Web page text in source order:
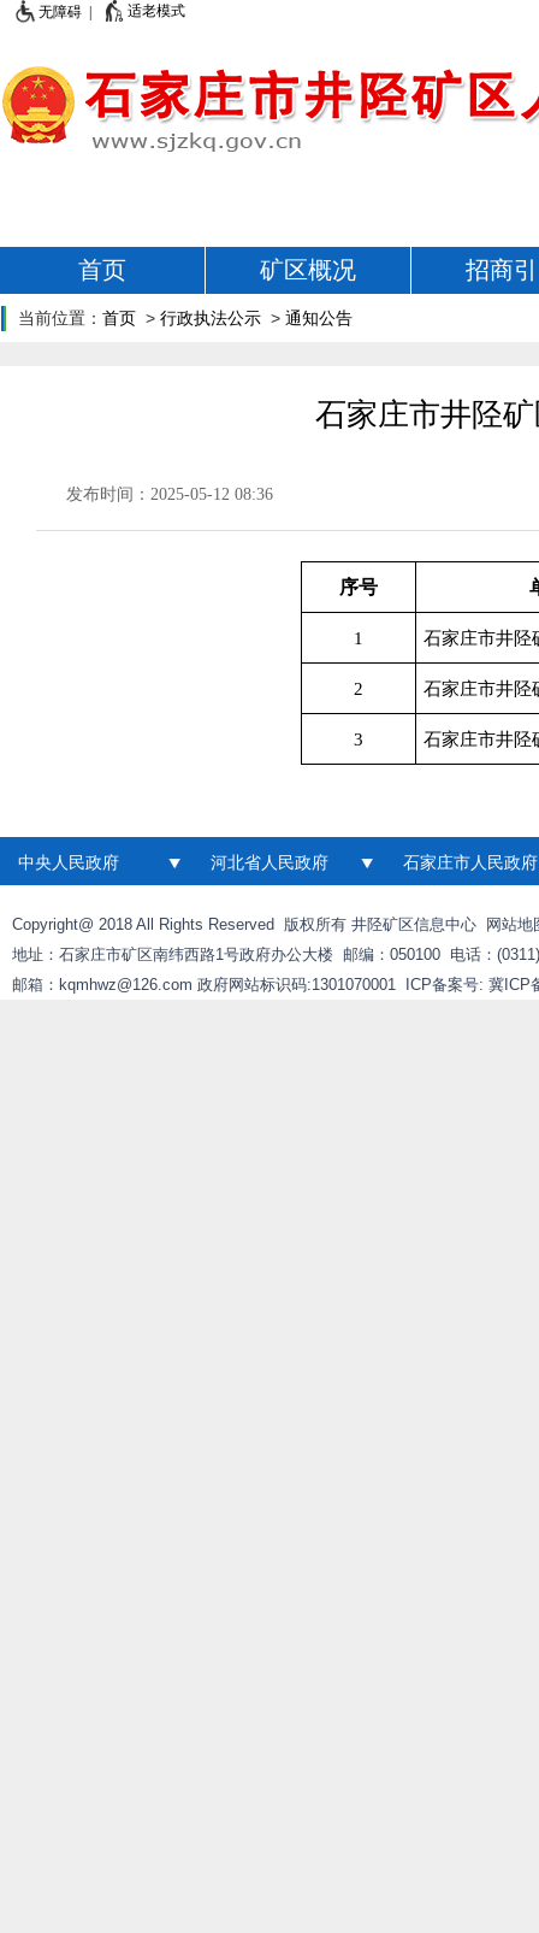
无障碍 | 适老模式
首页 矿区概况 招商
当前位置： 首页 > 行政执法公示 > 通知公告
石家庄市井陉
发布时间：2025-05-12 08:36
序号
1 石家庄市井陉
2 石家庄市井陉
3 石家庄市井陉